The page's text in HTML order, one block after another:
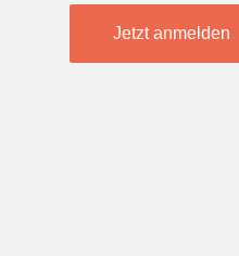
Jetzt anmelden